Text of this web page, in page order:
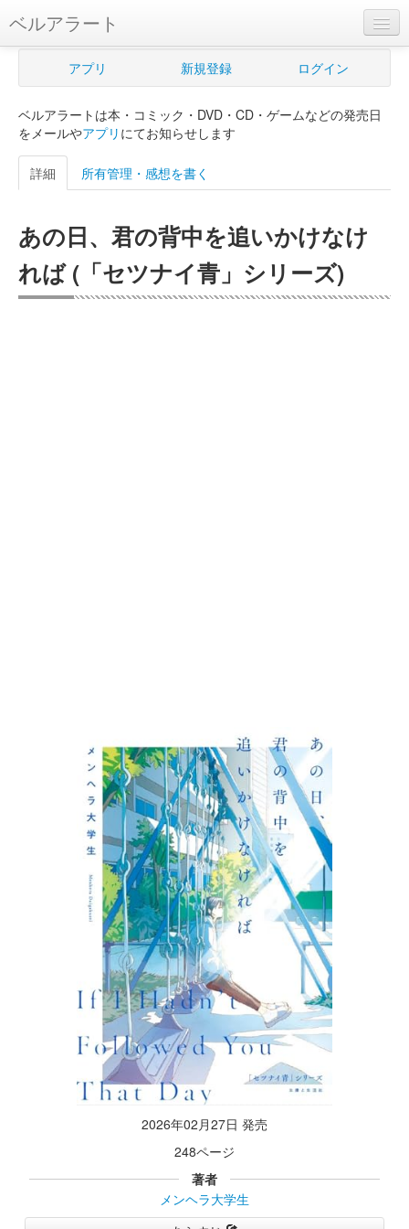
ベルアラート
ベルアラートとは
新規登録
ログイン
購入管理
Myシェルフ
アプリ 新規登録 ログイン
ベルアラートは本・コミック・DVD・CD・ゲームなどの発売日
をメールやアプリ にてお知らせします
詳細 所有管理・感想を書く
あの日、君の背中を追いかけなけ
れば (「セツナイ青」シリーズ)
2026年02月27日 発売
248ページ
著者
メンヘラ大学生